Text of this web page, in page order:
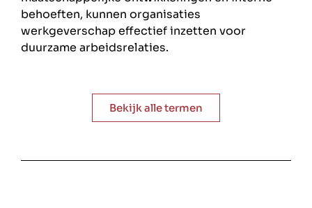
behoeften, kunnen organisaties
werkgeverschap effectief inzetten voor
duurzame arbeidsrelaties.
Bekijk alle termen